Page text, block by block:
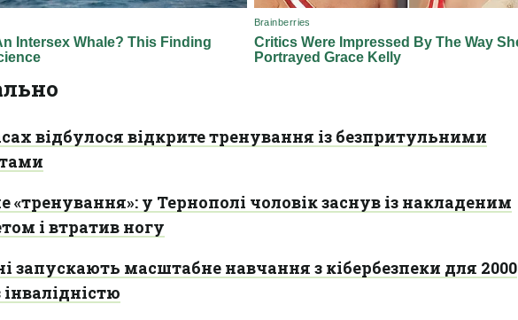
відбулося відкрите тренування із безпритульними
«тренування»: у Тернополі чоловік заснув із накладеним
і втратив ногу
запускають масштабне навчання з кібербезпеки для 2000